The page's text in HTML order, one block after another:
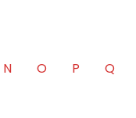
N O P
Q